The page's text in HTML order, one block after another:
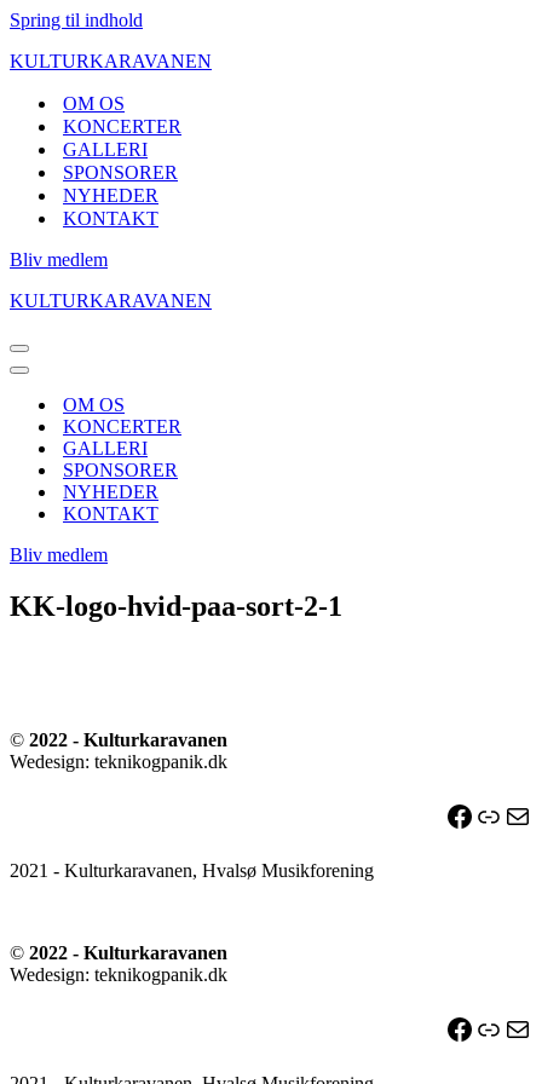
Spring til indhold
KULTURKARAVANEN
OM OS
KONCERTER
GALLERI
SPONSORER
NYHEDER
KONTAKT
Bliv medlem
KULTURKARAVANEN
Navigation
menu
Navigation
OM OS
KONCERTER
GALLERI
SPONSORER
NYHEDER
KONTAKT
Bliv medlem
KK-logo-hvid-paa-sort-2-1
© 2022 - Kulturkaravanen
Wedesign: teknikogpanik.dk
Link
2021 - Kulturkaravanen, Hvalsø Musikforening
© 2022 - Kulturkaravanen
Wedesign: teknikogpanik.dk
Link